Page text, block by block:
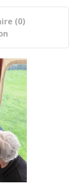
(0)